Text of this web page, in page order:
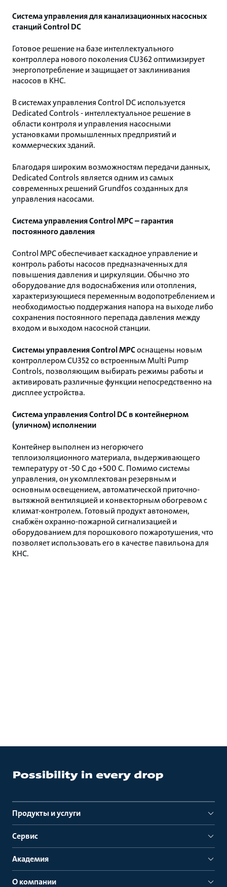
Система управления для канализационных насосных
станций Control DC
Готовое решение на базе интеллектуального
контроллера нового поколения CU362 оптимизирует
энергопотребление и защищает от заклинивания
насосов в КНС.
В системах управления Control DC используется
Dedicated Controls - интеллектуальное решение в
области контроля и управления насосными
установками промышленных предприятий и
коммерческих зданий.
Благодаря широким возможностям передачи данных,
Dedicated Controls является одним из самых
современных решений Grundfos созданных для
управления насосами.
Система управления Control MPC – гарантия
постоянного давления
Control MPC обеспечивает каскадное управление и
контроль работы насосов предназначенных для
повышения давления и циркуляции. Обычно это
оборудование для водоснабжения или отопления,
характеризующиеся переменным водопотреблением и
необходимостью поддержания напора на выходе либо
сохранения постоянного перепада давления между
входом и выходом насосной станции.
Системы управления Control MPCоснащены новым
контроллером CU352 со встроенным Multi Pump
Controls, позволяющим выбирать режимы работы и
активировать различные функции непосредственно на
дисплее устройства.
Система управления Control DC в контейнерном
(уличном) исполнении
Контейнер выполнен из негорючего
теплоизоляционного материала, выдерживающего
температуру от -50 С до +500 С. Помимо системы
управления, он укомплектован резервным и
основным освещением, автоматической приточно-
вытяжной вентиляцией и конвекторным обогревом с
климат-контролем. Готовый продукт автономен,
снабжён охранно-пожарной сигнализацией и
оборудованием для порошкового пожаротушения, что
позволяет использовать его в качестве павильона для
КНС.
Продукты и услуги
Сервис
Академия
О компании